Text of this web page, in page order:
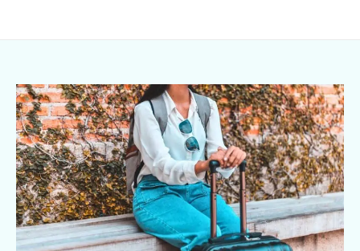
Consejos
para
tus
Viajes
¿Qué
ocurre
con
tu
Cuerpo
y